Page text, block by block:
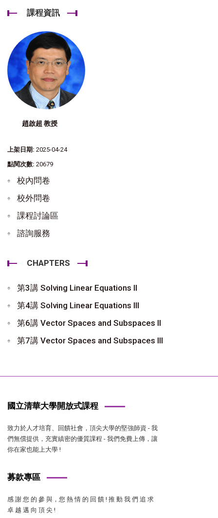
課程資訊
趙啟超 教授
上架日期: 2025-04-24
點閱次數: 20679
校內問卷
校外問卷
課程討論區
諮詢服務
CHAPTERS
第3講 Solving Linear Equations II
第4講 Solving Linear Equations III
第6講 Vector Spaces and Subspaces II
第7講 Vector Spaces and Subspaces III
國立清華大學開放式課程
致力於人才培育、回饋社會，頂尖大學的堅強師資 - 我
們無償提供，充實縝密的優質課程 - 我們免費上傳，讓
你在家也能上大學 !
募款專區
感 謝 您 的 參 與，您 熱 情 的 回 饋 ! 推 動 我 們 追 求
卓 越 邁 向 頂 尖 !